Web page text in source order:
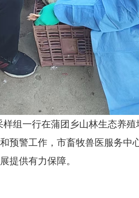
样组一行在蒲团乡山林生态养殖
警工作，市畜牧兽医服务中
提供有力保障。